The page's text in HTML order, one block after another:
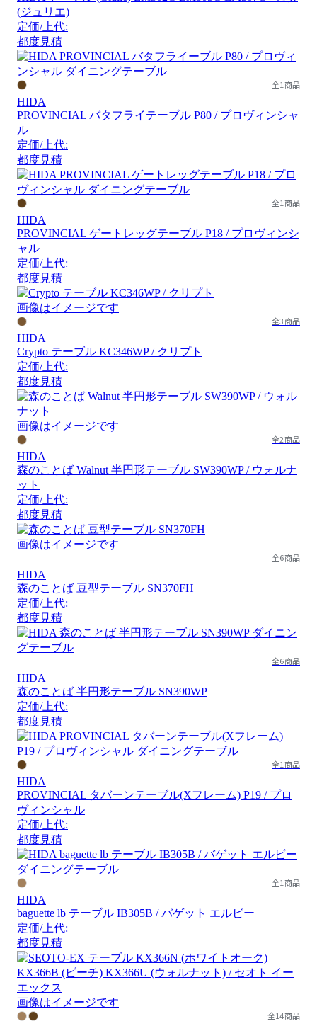
(ジュリエ)
定価/上代:
都度見積
全1商品
HIDA
PROVINCIAL バタフライテーブル P80 / プロヴィンシャ
ル
定価/上代:
都度見積
全1商品
HIDA
PROVINCIAL ゲートレッグテーブル P18 / プロヴィンシ
ャル
定価/上代:
都度見積
画像はイメージです
全3商品
HIDA
Crypto テーブル KC346WP / クリプト
定価/上代:
都度見積
画像はイメージです
全2商品
HIDA
森のことば Walnut 半円形テーブル SW390WP / ウォルナ
ット
定価/上代:
都度見積
画像はイメージです
全6商品
HIDA
森のことば 豆型テーブル SN370FH
定価/上代:
都度見積
全6商品
HIDA
森のことば 半円形テーブル SN390WP
定価/上代:
都度見積
全1商品
HIDA
PROVINCIAL タバーンテーブル(Xフレーム) P19 / プロ
ヴィンシャル
定価/上代:
都度見積
全1商品
HIDA
baguette lb テーブル IB305B / バゲット エルビー
定価/上代:
都度見積
画像はイメージです
全14商品